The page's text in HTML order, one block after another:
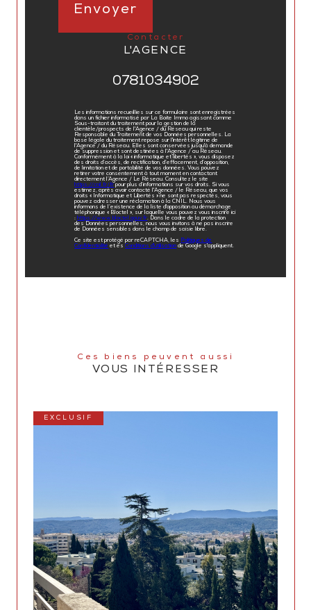
Envoyer
contacter
L'AGENCE
0781034902
Les informations recueillies sur ce formulaire sont enregistrées
dans un fichier informatisé par La Boite Immo agissant comme
Sous-traitant du traitement pour la gestion de la
clientèle/prospects de l'Agence / du Réseau qui reste
Responsable du Traitement de vos Données personnelles. La
base légale du traitement repose sur l'intérêt légitime de
l'Agence / du Réseau. Elles sont conservées jusqu'à demande
de suppression et sont destinées à l'Agence / au Réseau.
Conformément à la loi « informatique et libertés », vous disposez
des droits d’accès, de rectification, d’effacement, d’opposition,
de limitation et de portabilité de vos données. Vous pouvez
retirer votre consentement à tout moment en contactant
directement l’Agence / Le Réseau. Consultez le site
https://cnil.fr/fr pour plus d’informations sur vos droits. Si vous
estimez, après avoir contacté l'Agence / le Réseau, que vos
droits « Informatique et Libertés » ne sont pas respectés, vous
pouvez adresser une réclamation à la CNIL. Nous vous
informons de l’existence de la liste d'opposition au démarchage
téléphonique « Bloctel », sur laquelle vous pouvez vous inscrire ici
: https://www.bloctel.gouv.fr. Dans le cadre de la protection
des Données personnelles, nous vous invitons à ne pas inscrire
de Données sensibles dans le champ de saisie libre.
Ce site est protégé par reCAPTCHA, les
Politiques de
Confidentialité et esConditions d'utilisation de Google s'appliquent.
Ces biens peuvent aussi
VOUS INTÉRESSER
EXCLUSIF